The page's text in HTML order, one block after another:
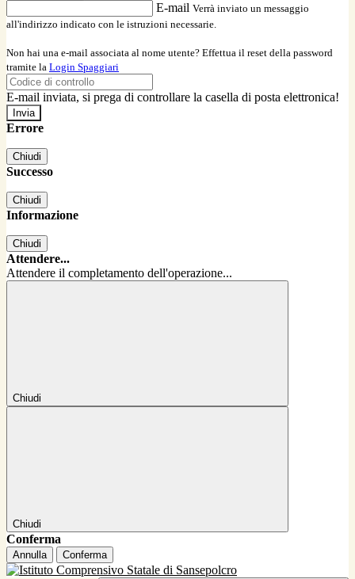
E-mail Verrà inviato un messaggio
all'indirizzo indicato con le istruzioni necessarie.
Non hai una e-mail associata al nome utente? Effettua il reset della password
tramite la Login Spaggiari
E-mail inviata, si prega di controllare la casella di posta elettronica!
Errore
Chiudi
Successo
Chiudi
Informazione
Chiudi
Attendere...
Attendere il completamento dell'operazione...
Chiudi
Chiudi
Conferma
Annulla Conferma